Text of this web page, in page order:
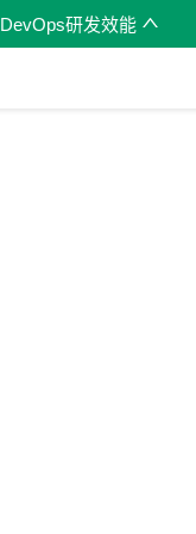
DevOps研发效能